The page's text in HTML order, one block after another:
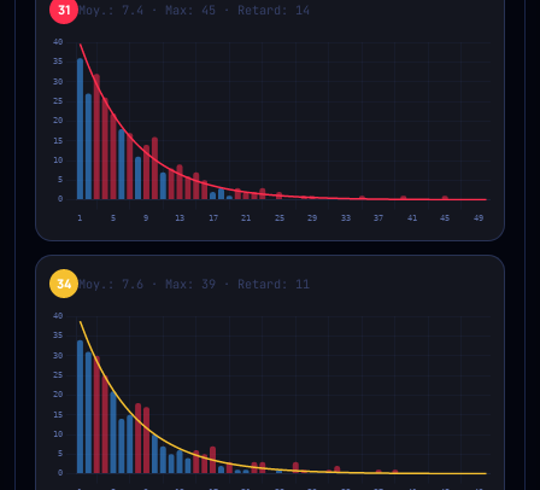
31 Moy.: 7.4 · Max: 45 · Retard: 14
34 Moy.: 7.6 · Max: 39 · Retard: 11